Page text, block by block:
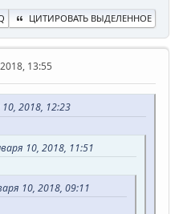
ЦИТИРОВАТЬ ВЫДЕЛЕННОЕ
13:55
2018, 12:23
10, 2018, 11:51
10, 2018, 09:11